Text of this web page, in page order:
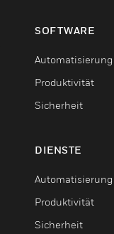
SOFTWARE
Automatisierung
Produktivität
Sicherheit
DIENSTE
Automatisierung
Produktivität
Sicherheit